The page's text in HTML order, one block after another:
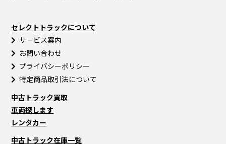
セレクトトラックについて
サービス案内
お問い合わせ
プライバシーポリシー
特定商品取引法について
中古トラック買取
車両探します
レンタカー
中古トラック在庫一覧